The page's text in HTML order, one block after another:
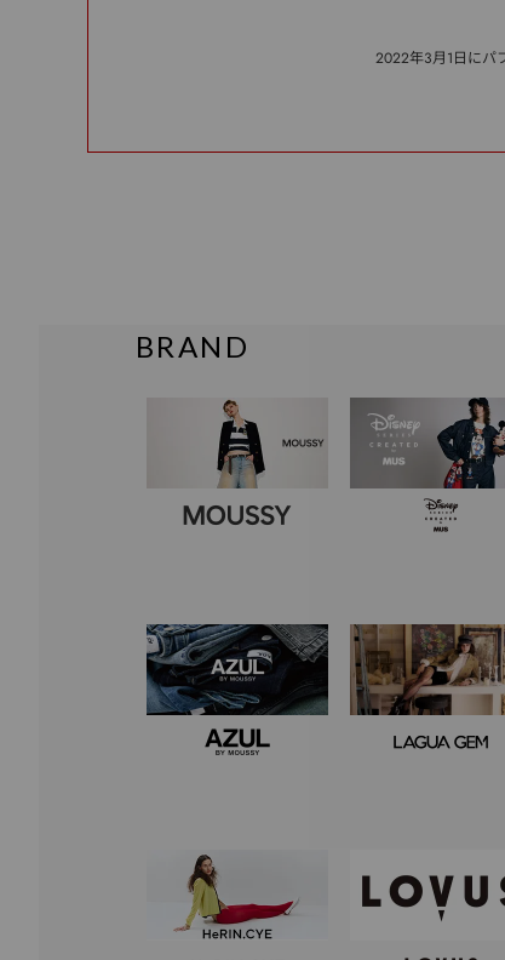
2022年3月1日にパ
BRAND